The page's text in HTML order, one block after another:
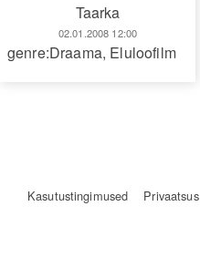
Taarka
02.01.2008 12:00
genre:Draama, Eluloofilm
Kasutustingimused Privaatsus